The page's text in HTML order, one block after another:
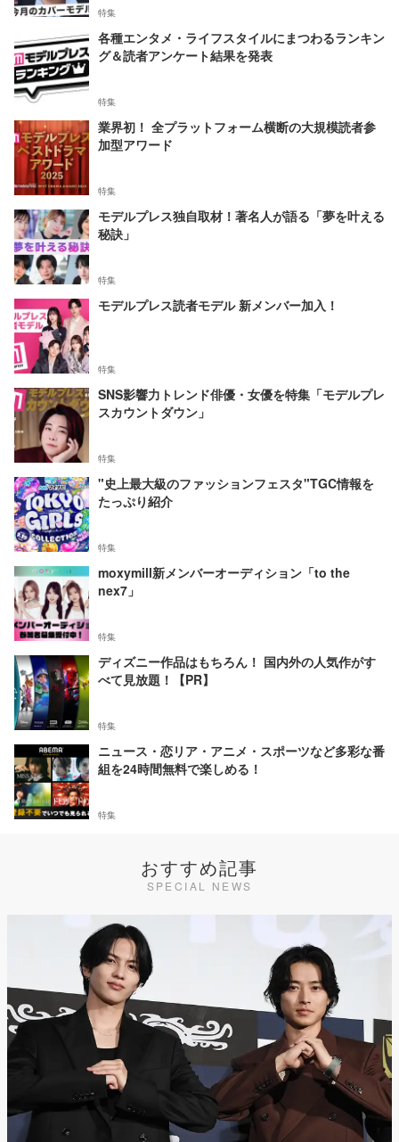
特集
各種エンタメ・ライフスタイルにまつわるランキン
グ＆読者アンケート結果を発表
特集
業界初！ 全プラットフォーム横断の大規模読者参
加型アワード
特集
モデルプレス独自取材！著名人が語る「夢を叶える
秘訣」
特集
モデルプレス読者モデル 新メンバー加入！
特集
SNS影響力トレンド俳優・女優を特集「モデルプレ
スカウントダウン」
特集
"史上最大級のファッションフェスタ"TGC情報を
たっぷり紹介
特集
moxymill新メンバーオーディション「to the
nex7」
特集
ディズニー作品はもちろん！ 国内外の人気作がす
べて見放題！【PR】
特集
ニュース・恋リア・アニメ・スポーツなど多彩な番
組を24時間無料で楽しめる！
特集
おすすめ記事
SPECIAL NEWS